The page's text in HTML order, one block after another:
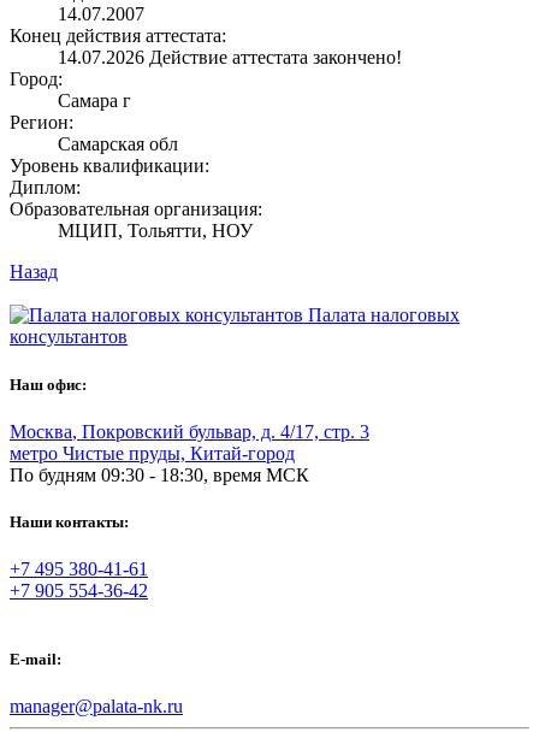
14.07.2007
Конец действия аттестата:
14.07.2026 Действие аттестата закончено!
Город:
Самара г
Регион:
Самарская обл
Уровень квалификации:
Диплом:
Образовательная организация:
МЦИП, Тольятти, НОУ
Назад
Палата налоговых
консультантов
Наш офис:
Москва, Покровский бульвар, д. 4/17, стр. 3
метро Чистые пруды, Китай-город
По будням 09:30 - 18:30, время МСК
Наши контакты:
+7 495 380-41-61
+7 905 554-36-42
E-mail:
manager@palata-nk.ru